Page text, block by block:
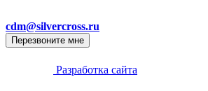
cdm@silvercross.ru
Перезвоните мне
Разработка сайта